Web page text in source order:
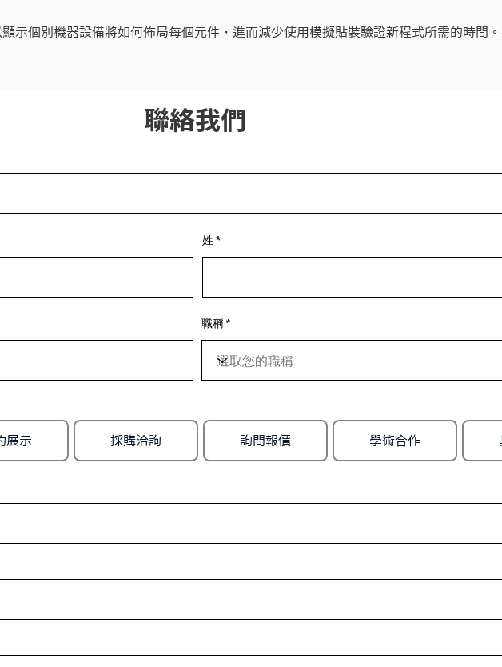
示個別機器設備將如何佈局每個元件，進而減少使用模擬貼裝驗證新程式所需的時間
聯絡我們
姓
職稱
展示 採購洽詢 詢問報價 學術合作